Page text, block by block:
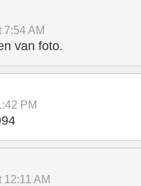
7:54 AM
van foto.
PM
12:11 AM